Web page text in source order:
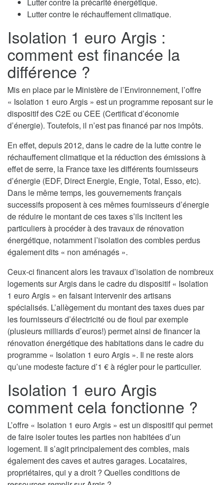
Lutter contre le réchauffement climatique.
Isolation 1 euro Argis :
comment est financée la
différence ?
Mis en place par le Ministère de l’Environnement, l’offre
« Isolation 1 euro Argis » est un programme reposant sur le
dispositif des C2E ou CEE (Certificat d’économie
d’énergie). Toutefois, il n’est pas financé par nos impôts.
En effet, depuis 2012, dans le cadre de la lutte contre le
réchauffement climatique et la réduction des émissions à
effet de serre, la France taxe les différents fournisseurs
d’énergie (EDF, Direct Energie, Engie, Total, Esso, etc).
Dans le même temps, les gouvernements français
successifs proposent à ces mêmes fournisseurs d’énergie
de réduire le montant de ces taxes s’ils incitent les
particuliers à procéder à des travaux de rénovation
énergétique, notamment l’isolation des combles perdus
également dits « non aménagés ».
Ceux-ci financent alors les travaux d’isolation de nombreux
logements sur Argis dans le cadre du dispositif « Isolation
1 euro Argis » en faisant intervenir des artisans
spécialisés. L’allègement du montant des taxes dues par
les fournisseurs d’électricité ou de fioul par exemple
(plusieurs milliards d’euros!) permet ainsi de financer la
rénovation énergétique des habitations dans le cadre du
programme « Isolation 1 euro Argis ». Il ne reste alors
qu’une modeste facture d’1 € à régler pour le particulier.
Isolation 1 euro Argis
comment cela fonctionne ?
L’offre « Isolation 1 euro Argis » est un dispositif qui permet
de faire isoler toutes les parties non habitées d’un
logement. Il s’agit principalement des combles, mais
également des caves et autres garages. Locataires,
propriétaires, qui y a droit ? Quelles conditions de